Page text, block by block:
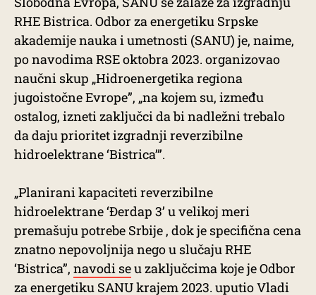
RHE Bistrica. Odbor za energetiku Srpske
akademije nauka i umetnosti (SANU) je, naime,
po navodima RSE oktobra 2023. organizovao
naučni skup „Hidroenergetika regiona
jugoistočne Evrope”, „na kojem su, između
ostalog, izneti zaključci da bi nadležni trebalo
da daju prioritet izgradnji reverzibilne
hidroelektrane ‘Bistrica’”.
„Planirani kapaciteti reverzibilne
hidroelektrane ‘Đerdap 3’ u velikoj meri
premašuju potrebe Srbije , dok je specifična cena
znatno nepovoljnija nego u slučaju RHE
‘Bistrica”, navodi seu zaključcima koje je Odbor
za energetiku SANU krajem 2023. uputio Vladi